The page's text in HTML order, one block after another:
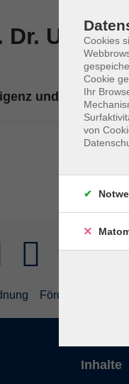
Ute
und Bildung –
Förderhinweis
Inhalte
Cookies
Cookie
Ihr
von